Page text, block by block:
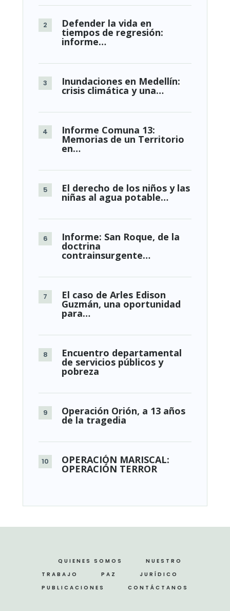
Defender la vida en
tiempos de regresión:
informe…
Inundaciones en Medellín:
crisis climática y una…
Informe Comuna 13:
Memorias de un Territorio
en…
El derecho de los niños y las
niñas al agua potable…
Informe: San Roque, de la
doctrina
contrainsurgente…
El caso de Arles Edison
Guzmán, una oportunidad
para…
Encuentro departamental
de servicios públicos y
pobreza
Operación Orión, a 13 años
de la tragedia
OPERACIÓN MARISCAL:
OPERACIÓN TERROR
QUIENES SOMOS
NUESTRO
TRABAJO
PAZ
JURÍDICO
PUBLICACIONES
CONTÁCTANOS